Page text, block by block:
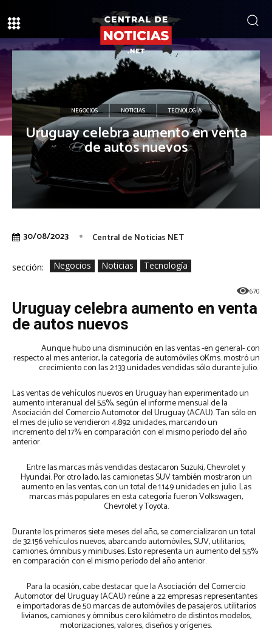
NEGOCIOS NOTICIAS TECNOLOGÍA
Uruguay celebra aumento en venta
de autos nuevos
30/08/2023 Central de Noticias NET
sección: Negocios Noticias Tecnología
670
Uruguay celebra aumento en venta
de autos nuevos
Aunque hubo una disminución en las ventas -en general- con
respecto al mes anterior, la categoría de automóviles 0Kms. mostró un
crecimiento con las 2.133 unidades vendidas sólo durante julio.
Las ventas de vehículos nuevos en Uruguay han experimentado un
aumento interanual del 5,5%, según el informe mensual de la
Asociación del Comercio Automotor del Uruguay (ACAU). Tan sólo en
el mes de julio se vendieron 4.892 unidades, marcando un
incremento del 17% en comparación con el mismo período del año
anterior.
Entre las marcas más vendidas destacaron Suzuki, Chevrolet y
Hyundai. Por otro lado, las camionetas SUV también mostraron un
aumento en las ventas, con un total de 1.149 unidades en julio. Las
marcas más populares en esta categoría fueron Volkswagen,
Chevrolet y Toyota.
Durante los primeros siete meses del año, se comercializaron un total
de 32.156 vehículos nuevos, abarcando automóviles, SUV, utilitarios,
camiones, ómnibus y minibuses. Esto representa un aumento del 5,5%
en comparación con el mismo período del año anterior.
Para la ocasión, cabe destacar que la Asociación del Comercio
Automotor del Uruguay (ACAU) reúne a 22 empresas representantes
e importadoras de 50 marcas de automóviles de pasajeros, utilitarios
livianos, camiones y ómnibus cero kilómetro de distintos modelos,
motorizaciones, valores, diseños y orígenes.